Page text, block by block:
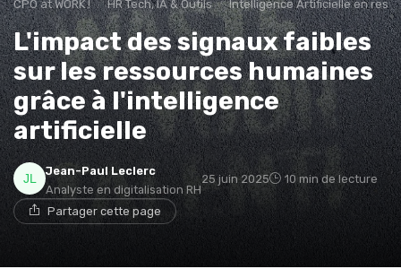
CPO at WORK ! HR Tech, IA & Outils Intelligence Artificielle en
L'impact des signaux faibles
sur les ressources humaines
grâce à l'intelligence
artificielle
Jean-Paul Leclerc
Analyste en digitalisation RH
25 juin 2025 10 min de lecture
Partager cette page